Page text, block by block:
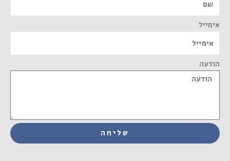
אימייל
הודעה
שליחה